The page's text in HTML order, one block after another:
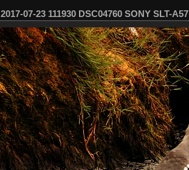
2017-07-23 111930 DSC04760 SONY SLT-A57